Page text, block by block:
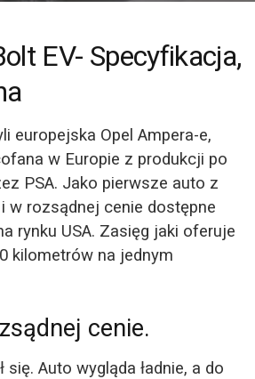
EV- Specyfikacja,
europejska Opel Ampera-e,
w Europie z produkcji po
PSA. Jako pierwsze auto z
w rozsądnej cenie dostępne
rynku USA. Zasięg jaki oferuje
kilometrów na jednym
cenie.
się. Auto wygląda ładnie, a do